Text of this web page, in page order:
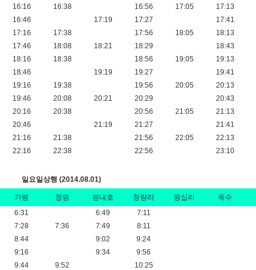
16:16 16:38 16:56 17:05 17:13
16:46 17:19 17:27 17:41
17:16 17:38 17:56 18:05 18:13
17:46 18:08 18:21 18:29 18:43
18:16 18:38 18:56 19:05 19:13
18:46 19:19 19:27 19:41
19:16 19:38 19:56 20:05 20:13
19:46 20:08 20:21 20:29 20:43
20:16 20:38 20:56 21:05 21:13
20:46 21:19 21:27 21:41
21:16 21:38 21:56 22:05 22:13
22:16 22:38 22:56 23:10
일요일상행 (2014.08.01)
가평 청평 평내호 청량리 왕십리 옥수
6:31 6:49 7:11
7:28 7:36 7:49 8:11
8:44 9:02 9:24
9:16 9:34 9:56
9:44 9:52 10:25